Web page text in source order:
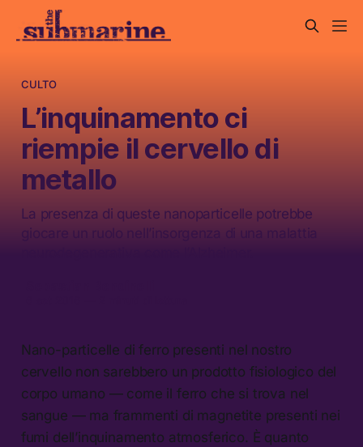
CULTO
L’inquinamento ci
riempie il cervello di
metallo
La presenza di queste nanoparticelle potrebbe
giocare un ruolo nell’insorgenza di una malattia
Nano-particelle di ferro presenti nel nostro
cervello non sarebbero un prodotto fisiologico del
corpo umano — come il ferro che si trova nel
sangue — ma frammenti di magnetite presenti nei
fumi dell’inquinamento atmosferico. È quanto